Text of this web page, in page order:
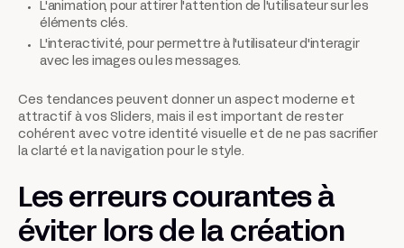
L'animation, pour attirer l'attention de l'utilisateur sur les
éléments clés.
L'interactivité, pour permettre à l'utilisateur d'interagir
avec les images ou les messages.
Ces tendances peuvent donner un aspect moderne et
attractif à vos Sliders, mais il est important de rester
cohérent avec votre identité visuelle et de ne pas sacrifier
la clarté et la navigation pour le style.
Les erreurs courantes à
éviter lors de la création